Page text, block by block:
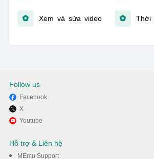
Xem và sửa video Thời
Follow us
Facebook
X
Youtube
Hỗ trợ & Liên hệ
MEmu Support